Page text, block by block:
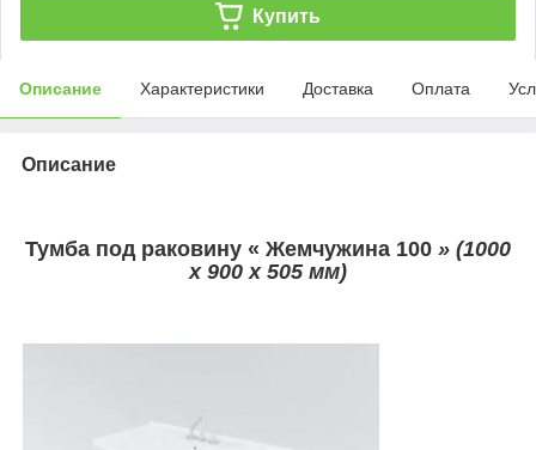
Купить
Описание Характеристики Доставка Оплата
Описание
Тумба под раковину « Жемчужина 100 » (1000
х 900 х 505 мм)